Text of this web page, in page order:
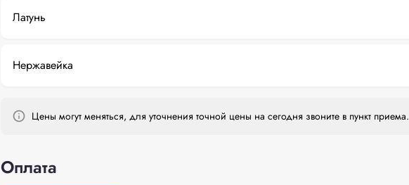
Латунь
Нержавейка
Цены могут меняться, для уточнения точной цены на сегодня звоните в пункт приема.
Оплата